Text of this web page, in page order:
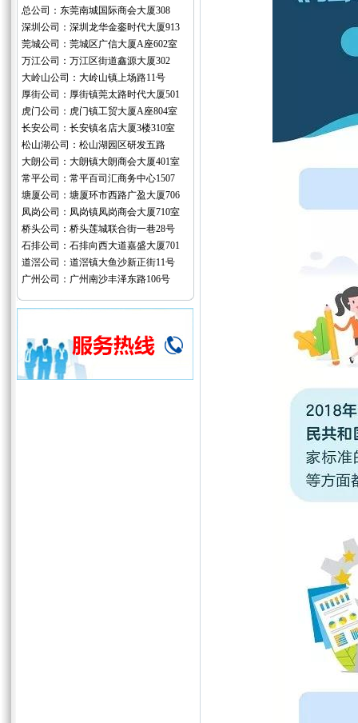
总公司：东莞南城国际商会大厦308
深圳公司：深圳龙华金銮时代大厦913
莞城公司：莞城区广信大厦A座602室
万江公司：万江区街道鑫源大厦302
大岭山公司：大岭山镇上场路11号
厚街公司：厚街镇莞太路时代大厦501
虎门公司：虎门镇工贸大厦A座804室
长安公司：长安镇名店大厦3楼310室
松山湖公司：松山湖园区研发五路
大朗公司：大朗镇大朗商会大厦401室
常平公司：常平百司汇商务中心1507
塘厦公司：塘厦环市西路广盈大厦706
凤岗公司：凤岗镇凤岗商会大厦710室
桥头公司：桥头莲城联合街一巷28号
石排公司：石排向西大道嘉盛大厦701
道滘公司：道滘镇大鱼沙新正街11号
广州公司：广州南沙丰泽东路106号